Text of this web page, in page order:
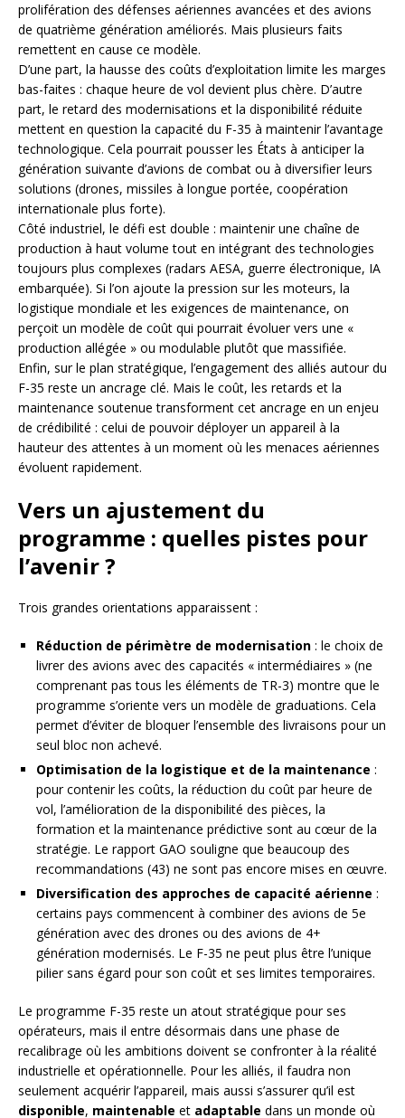
prolifération des défenses aériennes avancées et des avions
de quatrième génération améliorés. Mais plusieurs faits
remettent en cause ce modèle.
D’une part, la hausse des coûts d’exploitation limite les marges
bas-faites : chaque heure de vol devient plus chère. D’autre
part, le retard des modernisations et la disponibilité réduite
mettent en question la capacité du F-35 à maintenir l’avantage
technologique. Cela pourrait pousser les États à anticiper la
génération suivante d’avions de combat ou à diversifier leurs
solutions (drones, missiles à longue portée, coopération
internationale plus forte).
Côté industriel, le défi est double : maintenir une chaîne de
production à haut volume tout en intégrant des technologies
toujours plus complexes (radars AESA, guerre électronique, IA
embarquée). Si l’on ajoute la pression sur les moteurs, la
logistique mondiale et les exigences de maintenance, on
perçoit un modèle de coût qui pourrait évoluer vers une «
production allégée » ou modulable plutôt que massifiée.
Enfin, sur le plan stratégique, l’engagement des alliés autour du
F-35 reste un ancrage clé. Mais le coût, les retards et la
maintenance soutenue transforment cet ancrage en un enjeu
de crédibilité : celui de pouvoir déployer un appareil à la
hauteur des attentes à un moment où les menaces aériennes
évoluent rapidement.
Vers un ajustement du
programme : quelles pistes pour
l’avenir ?
Trois grandes orientations apparaissent :
Réduction de périmètre de modernisation : le choix de
livrer des avions avec des capacités « intermédiaires » (ne
comprenant pas tous les éléments de TR-3) montre que le
programme s’oriente vers un modèle de graduations. Cela
permet d’éviter de bloquer l’ensemble des livraisons pour un
seul bloc non achevé.
Optimisation de la logistique et de la maintenance :
pour contenir les coûts, la réduction du coût par heure de
vol, l’amélioration de la disponibilité des pièces, la
formation et la maintenance prédictive sont au cœur de la
stratégie. Le rapport GAO souligne que beaucoup des
recommandations (43) ne sont pas encore mises en œuvre.
Diversification des approches de capacité aérienne :
certains pays commencent à combiner des avions de 5e
génération avec des drones ou des avions de 4+
génération modernisés. Le F-35 ne peut plus être l’unique
pilier sans égard pour son coût et ses limites temporaires.
Le programme F-35 reste un atout stratégique pour ses
opérateurs, mais il entre désormais dans une phase de
recalibrage où les ambitions doivent se confronter à la réalité
industrielle et opérationnelle. Pour les alliés, il faudra non
seulement acquérir l’appareil, mais aussi s’assurer qu’il est
disponible, maintenable et adaptable dans un monde où